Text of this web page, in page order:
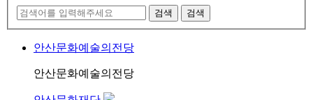
안산문화예술의전당
안산문화예술의전당